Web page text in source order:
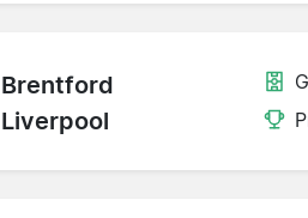
Brentford
Liverpool